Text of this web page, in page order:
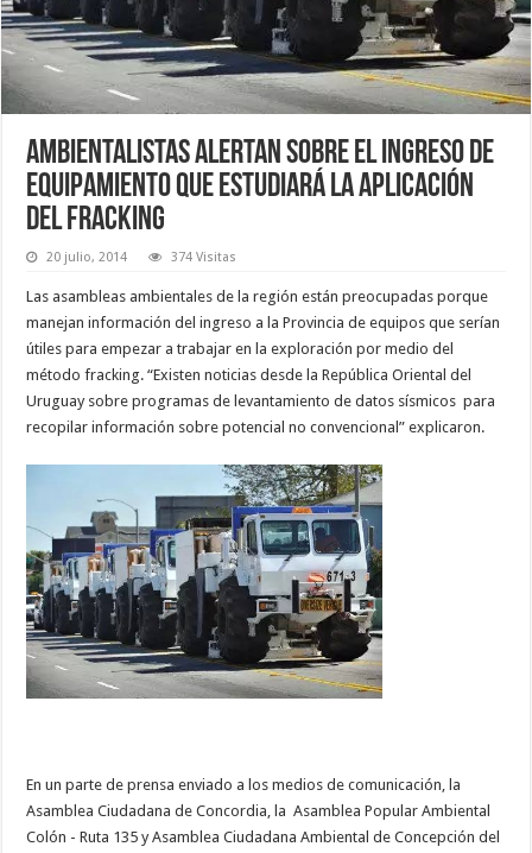
Ambientalistas alertan sobre el ingreso de
equipamiento que estudiará la aplicación
del fracking
20 julio, 2014 374 Visitas
Las asambleas ambientales de la región están preocupadas porque
manejan información del ingreso a la Provincia de equipos que serían
útiles para empezar a trabajar en la exploración por medio del
método fracking. “Existen noticias desde la República Oriental del
Uruguay sobre programas de levantamiento de datos sísmicos para
recopilar información sobre potencial no convencional” explicaron.
En un parte de prensa enviado a los medios de comunicación, la
Asamblea Ciudadana de Concordia, la Asamblea Popular Ambiental
Colón - Ruta 135 y Asamblea Ciudadana Ambiental de Concepción del